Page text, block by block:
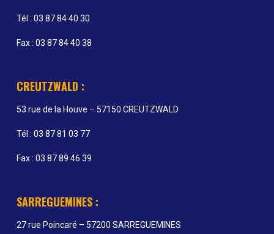
Tél : 03 87 84 40 30
Fax : 03 87 84 40 38
CREUTZWALD :
53 rue de la Houve – 57150 CREUTZWALD
Tél : 03 87 81 03 77
Fax : 03 87 89 46 39
SARREGUEMINES :
27 rue Poincaré – 57200 SARREGUEMINES